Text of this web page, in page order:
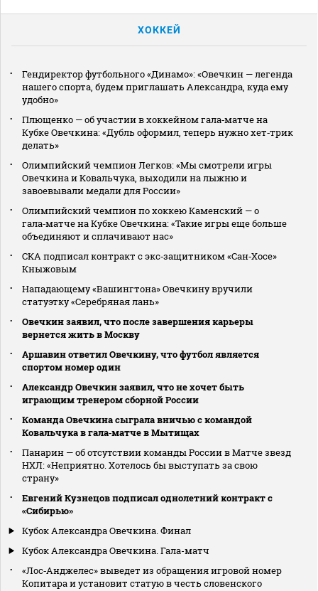
ХОККЕЙ
Гендиректор футбольного «Динамо»: «Овечкин — легенда
нашего спорта, будем приглашать Александра, куда ему
удобно»
Плющенко — об участии в хоккейном гала‑матче на
Кубке Овечкина: «Дубль оформил, теперь нужно хет‑трик
делать»
Олимпийский чемпион Легков: «Мы смотрели игры
Овечкина и Ковальчука, выходили на лыжню и
завоевывали медали для России»
Олимпийский чемпион по хоккею Каменский — о
гала‑матче на Кубке Овечкина: «Такие игры еще больше
объединяют и сплачивают нас»
СКА подписал контракт с экс‑защитником «Сан‑Хосе»
Кныжовым
Нападающему «Вашингтона» Овечкину вручили
статуэтку «Серебряная лань»
Овечкин заявил, что после завершения карьеры
вернется жить в Москву
Аршавин ответил Овечкину, что футбол является
спортом номер один
Александр Овечкин заявил, что не хочет быть
играющим тренером сборной России
Команда Овечкина сыграла вничью с командой
Ковальчука в гала‑матче в Мытищах
Панарин — об отсутствии команды России в Матче звезд
НХЛ: «Неприятно. Хотелось бы выступать за свою
страну»
Евгений Кузнецов подписал однолетний контракт с
«Сибирью»
Кубок Александра Овечкина. Финал
Кубок Александра Овечкина. Гала-матч
«Лос‑Анджелес» выведет из обращения игровой номер
Копитара и установит статую в честь словенского